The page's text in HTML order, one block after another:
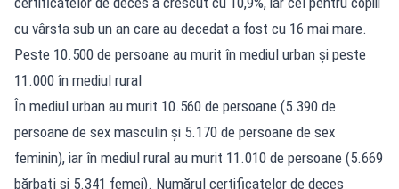
cu vârsta sub un an care au decedat a fost cu 16 mai mare.
Peste 10.500 de persoane au murit în mediul urban și peste
11.000 în mediul rural
În mediul urban au murit 10.560 de persoane (5.390 de
persoane de sex masculin şi 5.170 de persoane de sex
feminin), iar în mediul rural au murit 11.010 de persoane (5.669
bărbaţi şi 5.341 femei). Numărul certificatelor de deces